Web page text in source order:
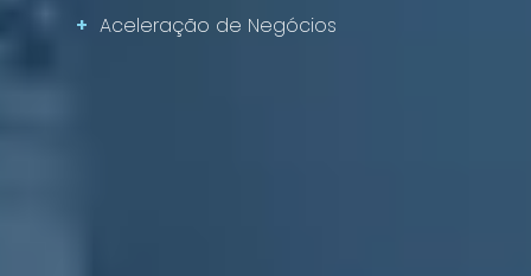
+ Aceleração de Negócios